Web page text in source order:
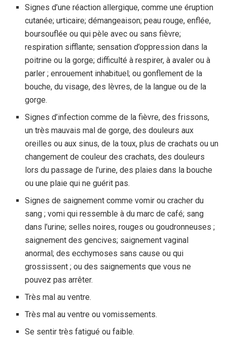
Signes d’une réaction allergique, comme une éruption
cutanée; urticaire; démangeaison; peau rouge, enflée,
boursouflée ou qui pèle avec ou sans fièvre;
respiration sifflante; sensation d’oppression dans la
poitrine ou la gorge; difficulté à respirer, à avaler ou à
parler ; enrouement inhabituel; ou gonflement de la
bouche, du visage, des lèvres, de la langue ou de la
gorge.
Signes d’infection comme de la fièvre, des frissons,
un très mauvais mal de gorge, des douleurs aux
oreilles ou aux sinus, de la toux, plus de crachats ou un
changement de couleur des crachats, des douleurs
lors du passage de l’urine, des plaies dans la bouche
ou une plaie qui ne guérit pas.
Signes de saignement comme vomir ou cracher du
sang ; vomi qui ressemble à du marc de café; sang
dans l’urine; selles noires, rouges ou goudronneuses ;
saignement des gencives; saignement vaginal
anormal; des ecchymoses sans cause ou qui
grossissent ; ou des saignements que vous ne
pouvez pas arrêter.
Très mal au ventre.
Très mal au ventre ou vomissements.
Se sentir très fatigué ou faible.